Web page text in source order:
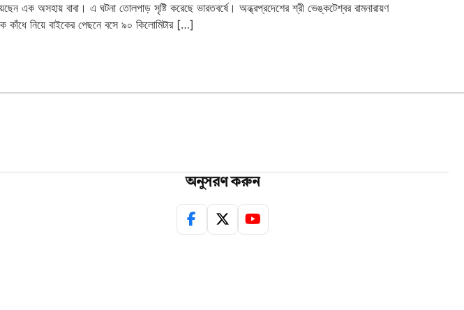
এক অসহায় বাবা। এ ঘটনা তোলপাড় সৃষ্টি করেছে ভারতবর্ষে। অন্ধ্রপ্রদেশের শ্রী ভেঙ্কটেশ্বর রামনারায়ণ
কাঁধে নিয়ে বাইকের পেছনে বসে ৯০ কিলোমিটার […]
অনুসরণ করুন